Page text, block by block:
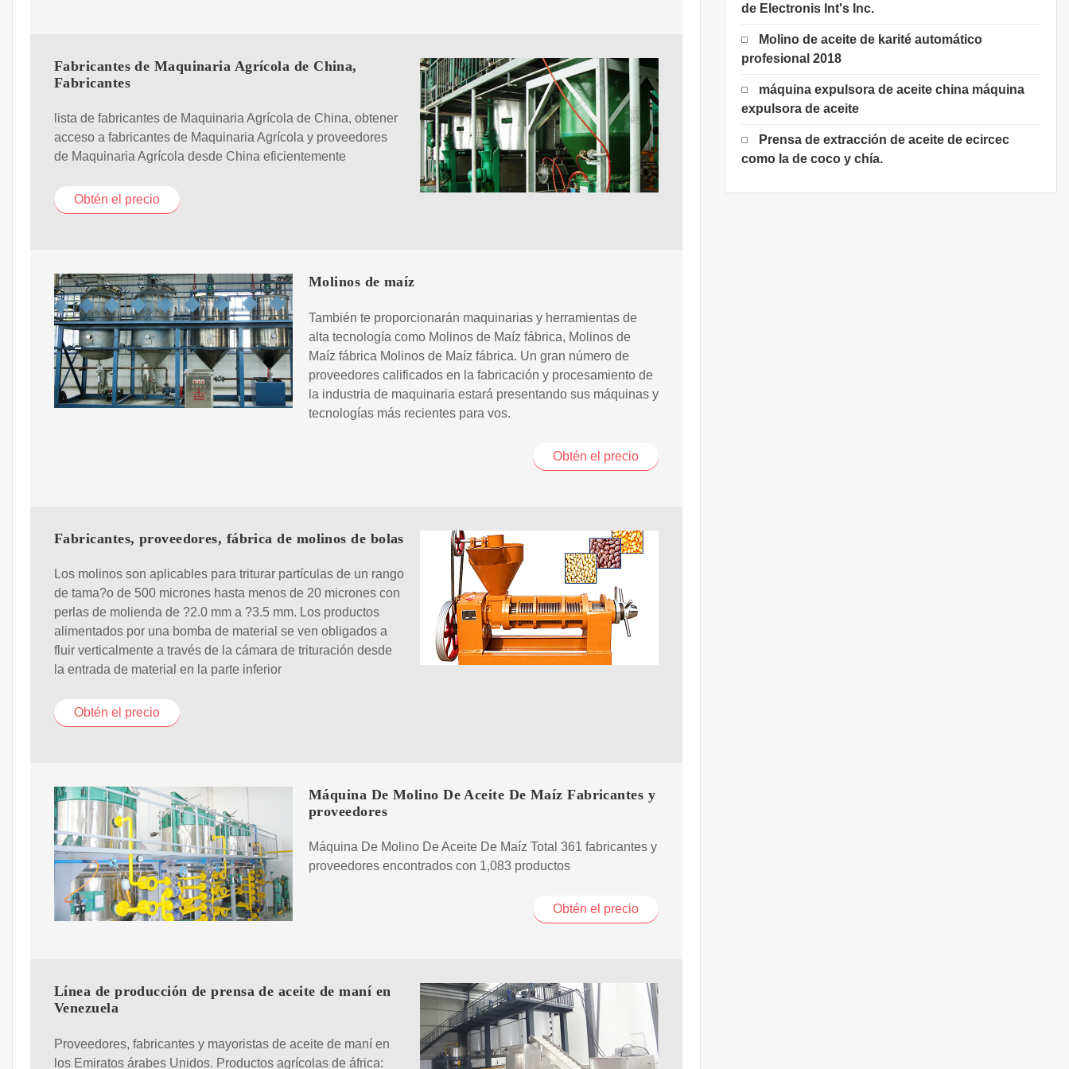
Fabricantes de Maquinaria Agrícola de China,
Fabricantes
lista de fabricantes de Maquinaria Agrícola de China, obtener
acceso a fabricantes de Maquinaria Agrícola y proveedores
de Maquinaria Agrícola desde China eficientemente
Obtén el precio
Molinos de maíz
También te proporcionarán maquinarias y herramientas de
alta tecnología como Molinos de Maíz fábrica, Molinos de
Maíz fábrica Molinos de Maíz fábrica. Un gran número de
proveedores calificados en la fabricación y procesamiento de
la industria de maquinaria estará presentando sus máquinas y
tecnologías más recientes para vos.
Obtén el precio
Fabricantes, proveedores, fábrica de molinos de bolas
Los molinos son aplicables para triturar partículas de un rango
de tama?o de 500 micrones hasta menos de 20 micrones con
perlas de molienda de ?2.0 mm a ?3.5 mm. Los productos
alimentados por una bomba de material se ven obligados a
fluir verticalmente a través de la cámara de trituración desde
la entrada de material en la parte inferior
Obtén el precio
Máquina De Molino De Aceite De Maíz Fabricantes y
proveedores
Máquina De Molino De Aceite De Maíz Total 361 fabricantes y
proveedores encontrados con 1,083 productos
Obtén el precio
Línea de producción de prensa de aceite de maní en
Venezuela
Proveedores, fabricantes y mayoristas de aceite de maní en
los Emiratos árabes Unidos. Productos agrícolas de áfrica:
de Electronis Int's Inc.
Molino de aceite de karité automático
profesional 2018
máquina expulsora de aceite china máquina
expulsora de aceite
Prensa de extracción de aceite de ecircec
como la de coco y chía.